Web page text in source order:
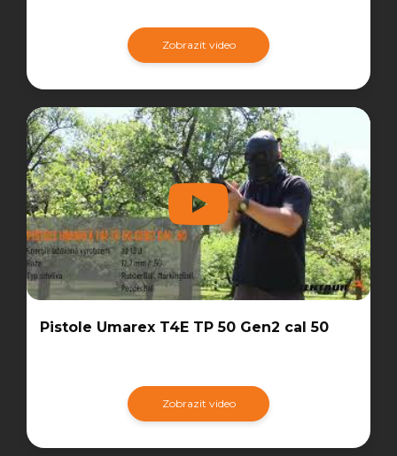
Zobrazit video
Pistole Umarex T4E TP 50 Gen2 cal 50
Zobrazit video